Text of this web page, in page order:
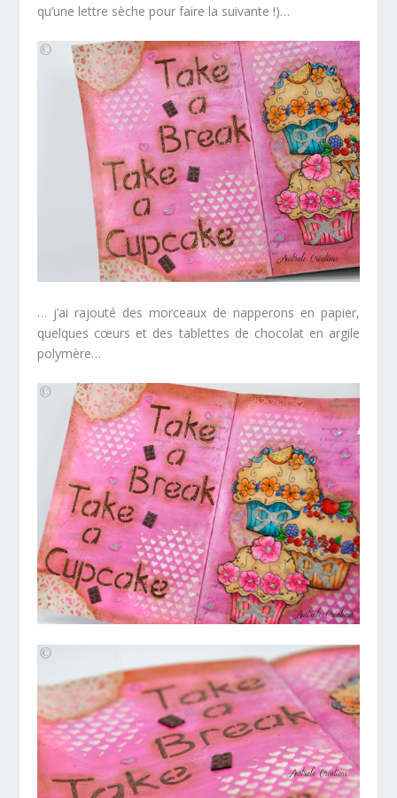
qu’une lettre sèche pour faire la suivante !)…
… j’ai rajouté des morceaux de napperons en papier,
quelques cœurs et des tablettes de chocolat en argile
polymère…